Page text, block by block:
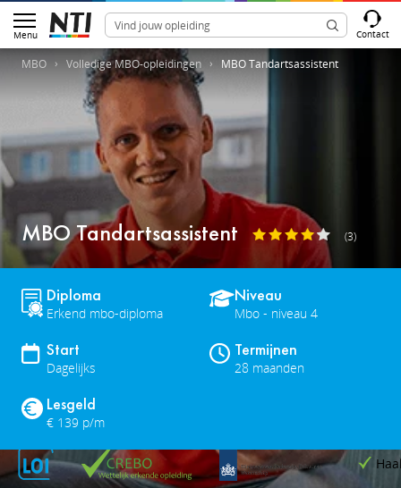
Menu Contact
MBO Volledige MBO-opleidingen MBO Tandartsassistent
MBO Tandartsassistent (3)
Diploma
Erkend mbo-diploma
Niveau
Mbo - niveau 4
Start
Dagelijks
Termijnen
28 maanden
Lesgeld
€ 139 p/m